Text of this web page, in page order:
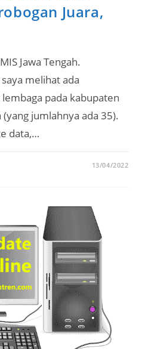
Juara,
Jawa Tengah.
melihat ada
pada kabupaten
(yang jumlahnya ada 35).
data,…
13/04/2022